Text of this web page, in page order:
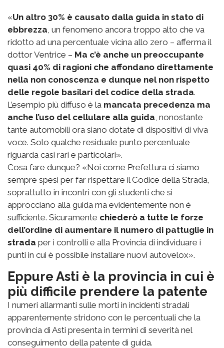
«Un altro 30% è causato dalla guida in stato di
ebbrezza , un fenomeno ancora troppo alto che va
ridotto ad una percentuale vicina allo zero – afferma il
dottor Ventrice – Ma c’è anche un preoccupante
quasi 40% di ragioni che affondano direttamente
nella non conoscenza e dunque nel non rispetto
delle regole basilari del codice della strada.
L’esempio più diffuso è la mancata precedenza ma
anche l’uso del cellulare alla guida , nonostante
tante automobili ora siano dotate di dispositivi di viva
voce. Solo qualche residuale punto percentuale
riguarda casi rari e particolari».
Cosa fare dunque? «Noi come Prefettura ci siamo
sempre spesi per far rispettare il Codice della Strada,
soprattutto in incontri con gli studenti che si
approcciano alla guida ma evidentemente non è
sufficiente. Sicuramente chiederò a tutte le forze
dell’ordine di aumentare il numero di pattuglie in
strada per i controlli e alla Provincia di individuare i
punti in cui è possibile installare nuovi autovelox».
Eppure Asti è la provincia in cui è
più difficile prendere la patente
I numeri allarmanti sulle morti in incidenti stradali
apparentemente stridono con le percentuali che la
provincia di Asti presenta in termini di severità nel
conseguimento della patente di guida.